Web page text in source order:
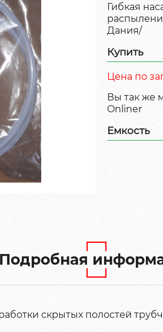
Гибкая
Дания/
Купить
Цена по
Вы так же
Onliner
Емкость
Подробная
скрытых полостей